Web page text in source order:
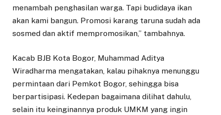
menambah penghasilan warga. Tapi budidaya ikan
akan kami bangun. Promosi karang taruna sudah ada
sosmed dan aktif mempromosikan,” tambahnya.
Kacab BJB Kota Bogor, Muhammad Aditya
Wiradharma mengatakan, kalau pihaknya menunggu
permintaan dari Pemkot Bogor, sehingga bisa
berpartisipasi. Kedepan bagaimana dilihat dahulu,
selain itu keinginannya produk UMKM yang ingin